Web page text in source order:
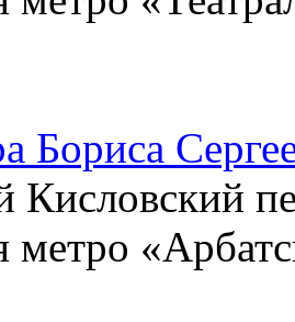
Бориса
Кисловский
метро